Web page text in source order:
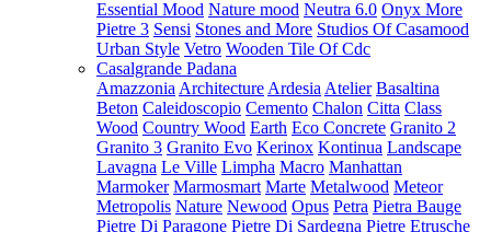
Essential Mood Nature mood Neutra 6.0 Onyx More
Pietre 3 Sensi Stones and More Studios Of Casamood
Urban Style Vetro Wooden Tile Of Cdc
Casalgrande Padana
Amazzonia Architecture Ardesia Atelier Basaltina
Beton Caleidoscopio Cemento Chalon Citta Class
Wood Country Wood Earth Eco Concrete Granito 2
Granito 3 Granito Evo Kerinox Kontinua Landscape
Lavagna Le Ville Limpha Macro Manhattan
Marmoker Marmosmart Marte Metalwood Meteor
Metropolis Nature Newood Opus Petra Pietra Bauge
Pietre Di Paragone Pietre Di Sardegna Pietre Etrusche